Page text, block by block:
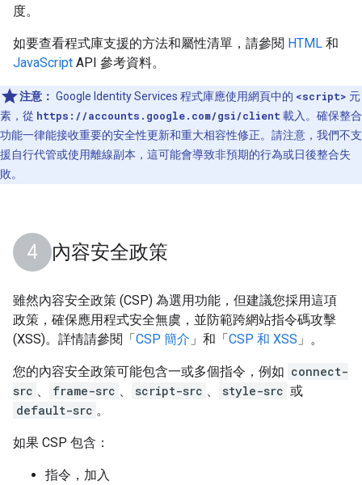
度。
如要查看程式庫支援的方法和屬性清單，請參閱 HTML 和
JavaScript API 參考資料。
注意： Google Identity Services 程式庫應使用網頁中的 <script> 元
素，從 https://accounts.google.com/gsi/client 載入。確保整合
功能一律能接收重要的安全性更新和重大相容性修正。請注意，我們不支
援自行代管或使用離線副本，這可能會導致非預期的行為或日後整合失
敗。
內容安全政策
雖然內容安全政策 (CSP) 為選用功能，但建議您採用這項
政策，確保應用程式安全無虞，並防範跨網站指令碼攻擊
(XSS)。 詳情請參閱「CSP 簡介 」和「CSP 和 XSS 」。
您的內容安全政策可能包含一或多個指令，例如 connect-
src
frame-src script-src style-src 或
default-src 。
如果 CSP 包含：
指令，加入